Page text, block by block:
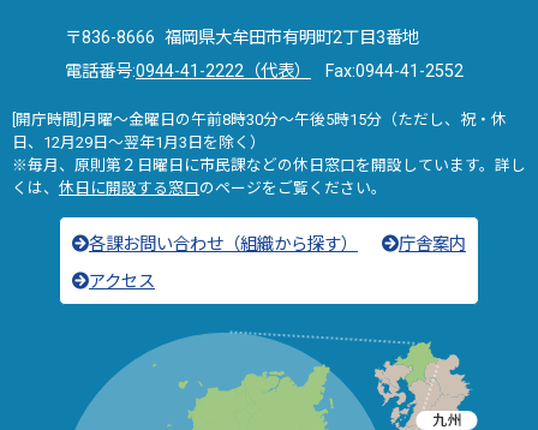
〒836-8666 福岡県大牟田市有明町2丁目3番地
電話番号:0944-41-2222（代表） Fax:0944-41-2552
[開庁時間]月曜～金曜日の午前8時30分～午後5時15分（ただし、祝・休
日、12月29日～翌年1月3日を除く）
※毎月、原則第２日曜日に市民課などの休日窓口を開設しています。詳し
くは、 休日に開設する窓口のページをご覧ください。
各課お問い合わせ（組織から探す）
庁舎案内
アクセス